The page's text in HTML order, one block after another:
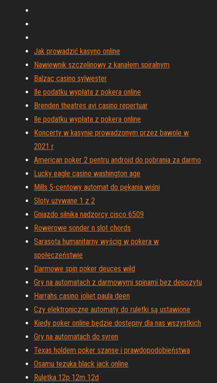
Jak prowadzić kasyno online
Nawiewnik szczelinowy z kanałem spiralnym
Balzac casino sylwester
Ile podatku wypłata z pokera online
Brenden theatres avi casino repertuar
Ile podatku wypłata z pokera online
Koncerty w kasynie prowadzonym przez bawole w
2021 r
American poker 2 pentru android do pobrania za darmo
Lucky eagle casino washington age
Mills 5-centowy automat do pękania wiśni
Sloty używane 1 z 2
Gniazdo silnika nadzorcy cisco 6509
Rowerowe sonder n slot chords
Sarasota humanitarny wyścig w pokera w
społeczeństwie
Darmowe spin poker deuces wild
Gry na automatach z darmowymi spinami bez depozytu
Harrahs casino joliet paula deen
Czy elektroniczne automaty do ruletki są ustawione
Kiedy poker online będzie dostępny dla nas wszystkich
Gry na automatach do syren
Texas holdem poker szanse i prawdopodobieństwa
Osamu tezuka black jack online
Ruletka 12p 12m 12d